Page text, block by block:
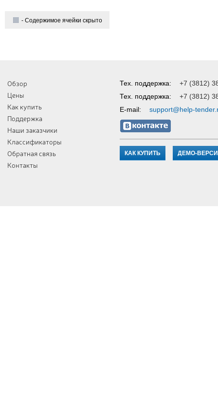
- Содержимое ячейки скрыто
Обзор
Цены
Как купить
Поддержка
Наши заказчики
Классификаторы
Обратная связь
Контакты
Тех. поддержка:
+7 (3812)
Тех. поддержка:
+7 (3812)
E-mail:
support@help-
КАК КУПИТЬ ДЕМО-